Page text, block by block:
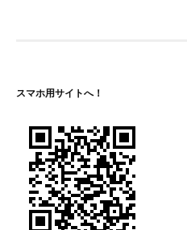
ー
ョ
ン
スマホ用サイトへ！